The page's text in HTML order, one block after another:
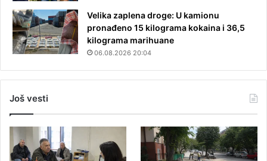
Velika zaplena droge: U kamionu
pronađeno 15 kilograma kokaina i 36,5
kilograma marihuane
06.08.2026 20:04
Još vesti